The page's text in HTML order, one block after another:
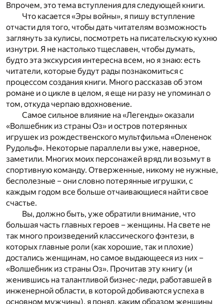
Впрочем, это тема вступления для следующей книги.
Что касается «Эры войны», я пишу вступление
отчасти для того, чтобы дать читателям возможность
заглянуть за кулисы, посмотреть на писательскую кухню
изнутри. Я не настолько тщеславен, чтобы думать,
будто эта экскурсия интересна всем, но я знаю: есть
читатели, которые будут рады познакомиться с
процессом создания книги. Много рассказав об этом
романе и о цикле в целом, я еще ни разу не упоминал о
том, откуда черпаю вдохновение.
Самое сильное влияние на «Легенды» оказали
«Волшебник из страны Оз» и остров потерянных
игрушек из рождественского мультфильма «Олененок
Рудольф». Некоторые параллели вы уже, наверное,
заметили. Многих моих персонажей вряд ли возьмут в
спортивную команду. Отверженные, никому не нужные,
бесполезные – они словно потерянные игрушки, с
каждым годом все больше отчаивающиеся найти свое
счастье.
Вы, должно быть, уже обратили внимание, что
большая часть главных героев – женщины. На свете не
так много произведений классического фэнтези, в
которых главные роли (как хорошие, так и плохие)
достались женщинам, но самое выдающееся из них –
«Волшебник из страны Оз». Прочитав эту книгу (и
женившись на талантливой бизнес-леди, работавшей в
инженерной области, в которой добиваются успеха в
основном мужчины), я понял, каким образом женщины